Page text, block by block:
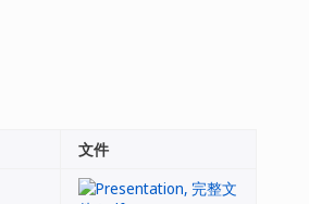
文件